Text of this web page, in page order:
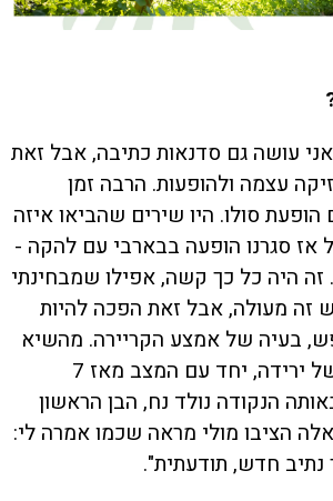
עושה גם סדנאות כתיבה, אבל זאת
עצמה ולהופעות. הרבה זמן
סולו. היו שירים שהביאו איזה
אז סגרנו הופעה בבארבי עם להקה -
זה היה כל כך קשה, אפילו שמבחינתי
זה מעולה, אבל זאת הפכה להיות
בעיה של אמצע הקריירה. מהשיא
הזה הייתה תחושה של ירידה, יחד עם המצב מאז 7
הנקודה נולד נח, הבן הראשון
הציבו מולי מראה שכמו אמרה לי:
חדש, תודעתית".